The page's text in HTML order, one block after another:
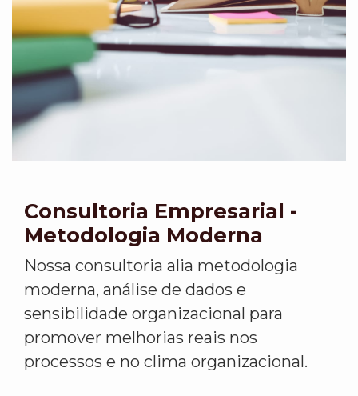
Consultoria Empresarial -
Metodologia Moderna
Nossa consultoria alia metodologia
moderna, análise de dados e
sensibilidade organizacional para
promover melhorias reais nos
processos e no clima organizacional.